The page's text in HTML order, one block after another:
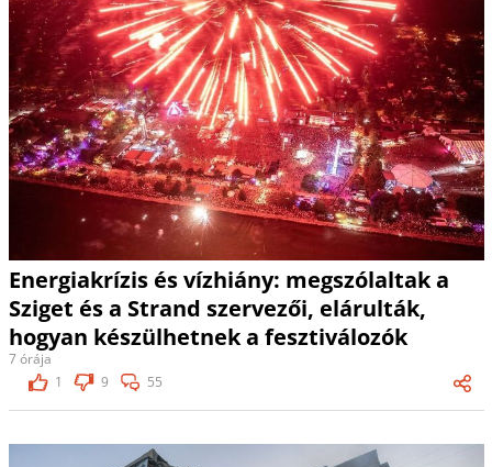
Energiakrízis és vízhiány: megszólaltak a
Sziget és a Strand szervezői, elárulták,
hogyan készülhetnek a fesztiválozók
7 órája
1
9 55